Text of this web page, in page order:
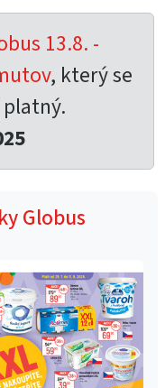
13.8. -
, který se
Globus